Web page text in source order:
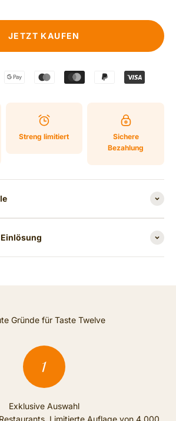
JETZT KAUFEN
Streng limitiert
Sichere
Bezahlung
Gründe für Taste Twelve
Exklusive Auswahl
Limitierte Auflage von 4.000